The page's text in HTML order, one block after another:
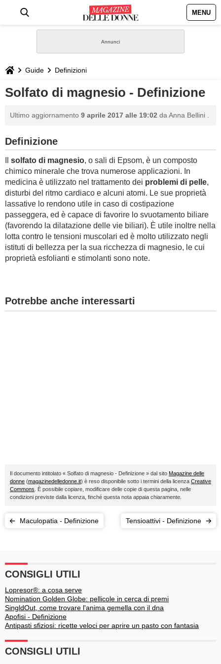
MENU
STILE
BIOGRAFIE
DEFINIZIONI
GASTRONOMIA
CAPELLI
SESSO
BAMBINO
DIETA
Guide Definizioni
Solfato di magnesio - Definizione
Ultimo aggiornamento 9 aprile 2017 alle 19:02 da Anna Bellini
Definizione
solfato di magnesio, o sali di Epsom, è un composto
chimico minerale che trova numerose applicazioni. In
medicina è utilizzato nel trattamento dei problemi di pelle,
disturbi del ritmo cardiaco e alcuni atomi. Le sue proprietà
lassative lo rendono utile in caso di costipazione
passeggera, ed è capace di favorire lo svuotamento biliare
(favorendo la dilatazione delle vie biliari). È utile inoltre nella
lotta contro le tensioni muscolari ed è molto utilizzato negli
istituti di bellezza per la sua ricchezza di magnesio, le cui
proprietà esfolianti e stimolanti sono note.
Potrebbe anche interessarti
Il documento intitolato « Solfato di magnesio - Definizione » dal sito Magazine delle
donne (magazinedelledonne.it) è reso disponibile sotto i termini della licenza Creative
Commons . È possibile copiare, modificare delle copie di questa pagina, nelle
condizioni previste dalla licenza, finché questa nota appaia chiaramente.
Maculopatia - Definizione Tensioattivi - Definizione
CONSIGLI UTILI
Lopresor®: a cosa serve
Nomination Golden Globe: pellicole in cerca di premi
SingldOut, come trovare l'anima gemella con il dna
Apofisi - Definizione
Antipasti sfiziosi: ricette veloci per aprire un pasto con fantasia
CONSIGLI UTILI